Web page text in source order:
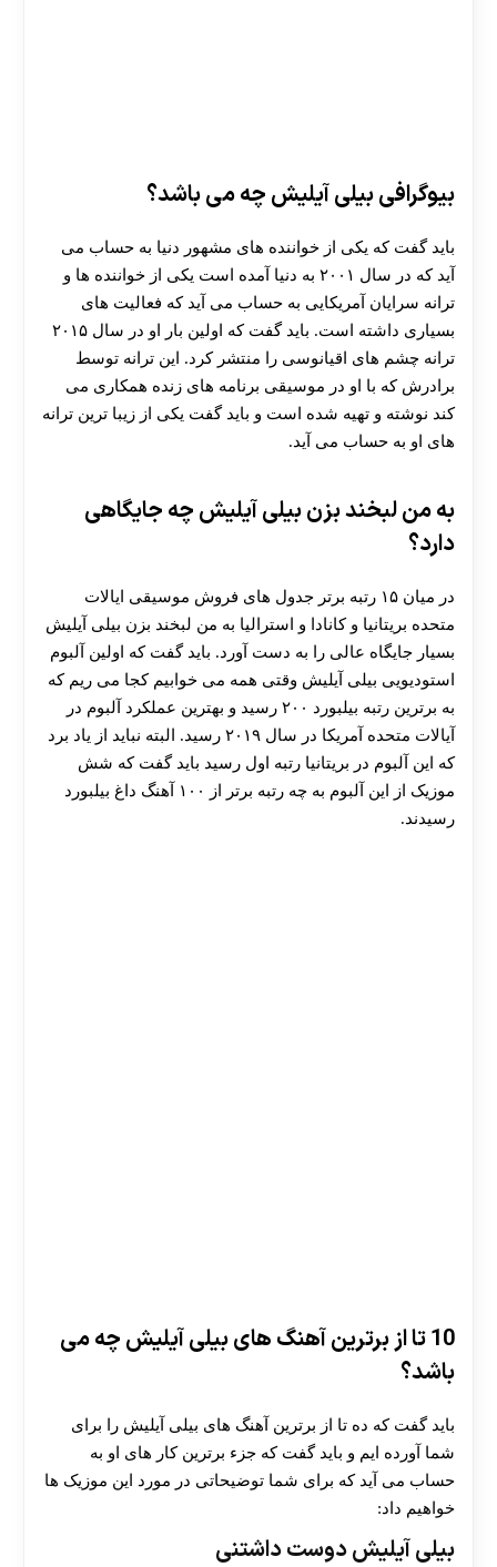
بیوگرافی بیلی آیلیش چه می باشد؟
باید گفت که یکی از خواننده های مشهور دنیا به حساب می
‌آید که در سال ۲۰۰۱ به دنیا آمده است یکی از خواننده ها و
ترانه سرایان آمریکایی به حساب می آید که فعالیت های
بسیاری داشته است. باید گفت که اولین بار او در سال ۲۰۱۵
ترانه چشم های اقیانوسی را منتشر کرد. این ترانه توسط
برادرش که با او در موسیقی برنامه های زنده همکاری می
کند نوشته و تهیه شده است و باید گفت یکی از زیبا ترین ترانه
های او به حساب می آید.
به من لبخند بزن بیلی آیلیش چه جایگاهی
دارد؟
در میان ۱۵ رتبه برتر جدول‌ های فروش موسیقی ایالات
متحده بریتانیا و کانادا و استرالیا به من لبخند بزن بیلی آیلیش
بسیار جایگاه عالی را به دست آورد. باید گفت که اولین آلبوم
استودیویی بیلی آیلیش وقتی همه می خوابیم کجا می ریم که
به برترین رتبه بیلبورد ۲۰۰ رسید و بهترین عملکرد آلبوم در
آیالات متحده آمریکا در سال ۲۰۱۹ رسید. البته نباید از یاد برد
که این آلبوم در بریتانیا رتبه اول رسید باید گفت که شش
موزیک از این آلبوم به چه رتبه برتر از ۱۰۰ آهنگ داغ بیلبورد
رسیدند.
10 تا از برترین آهنگ های بیلی آیلیش چه می
باشد؟
باید گفت که ده تا از برترین آهنگ های بیلی آیلیش را برای
شما آورده ایم و باید گفت که جزء برترین کار های او به
حساب می آید که برای شما توضیحاتی در مورد این موزیک ها
خواهیم داد:
بیلی آیلیش دوست داشتنی